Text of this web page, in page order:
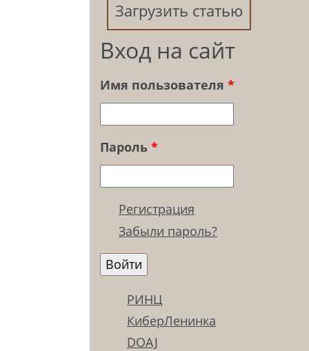
Загрузить статью
Вход на сайт
Имя пользователя *
Пароль *
Регистрация
Забыли пароль?
РИНЦ
КиберЛенинка
DOAJ